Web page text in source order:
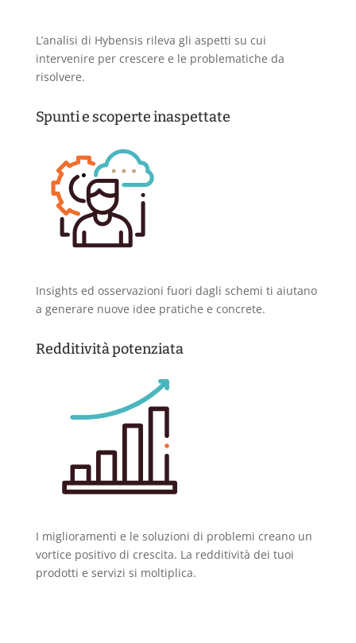
L’analisi di Hybensis rileva gli aspetti su cui
intervenire per crescere e le problematiche da
risolvere.
Spunti e scoperte inaspettate
Insights ed osservazioni fuori dagli schemi ti aiutano
a generare nuove idee pratiche e concrete.
Redditività potenziata
I miglioramenti e le soluzioni di problemi creano un
vortice positivo di crescita. La redditività dei tuoi
prodotti e servizi si moltiplica.